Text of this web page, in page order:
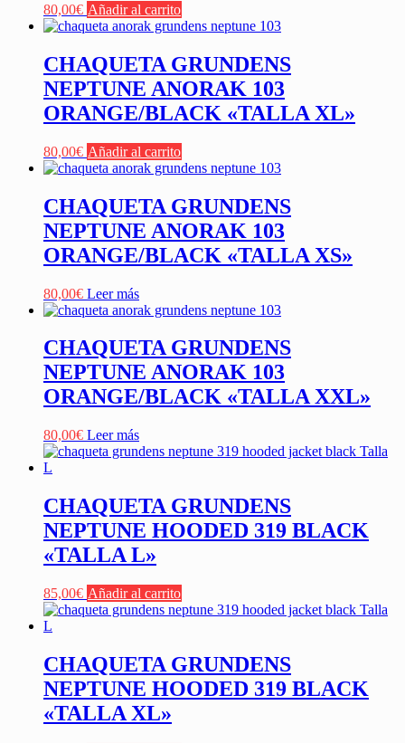
80,00€ Añadir al carrito
CHAQUETA GRUNDENS
NEPTUNE ANORAK 103
ORANGE/BLACK «TALLA XL»
80,00€ Añadir al carrito
CHAQUETA GRUNDENS
NEPTUNE ANORAK 103
ORANGE/BLACK «TALLA XS»
80,00€ Leer más
CHAQUETA GRUNDENS
NEPTUNE ANORAK 103
ORANGE/BLACK «TALLA XXL»
80,00€ Leer más
CHAQUETA GRUNDENS
NEPTUNE HOODED 319 BLACK
«TALLA L»
85,00€ Añadir al carrito
CHAQUETA GRUNDENS
NEPTUNE HOODED 319 BLACK
«TALLA XL»